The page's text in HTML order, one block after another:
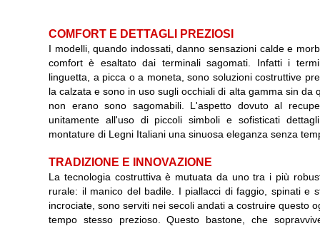
COMFORT E DETTAGLI PREZIOSI
I modelli, quando indossati, danno sensazioni calde e
comfort è esaltato dai terminali sagomati. Infatti i
linguetta, a picca o a moneta, sono soluzioni costruttive
la calzata e sono in uso sugli occhiali di alta gamma sin da
non erano sono sagomabili. L'aspetto dovuto al
unitamente all'uso di piccoli simboli e sofisticati
montature di Legni Italiani una sinuosa eleganza senza
TRADIZIONE E INNOVAZIONE
La tecnologia costruttiva è mutuata da uno tra i più
rurale: il manico del badile. I piallacci di faggio, spinati e
incrociate, sono serviti nei secoli andati a costruire questo
tempo stesso prezioso. Questo bastone, che